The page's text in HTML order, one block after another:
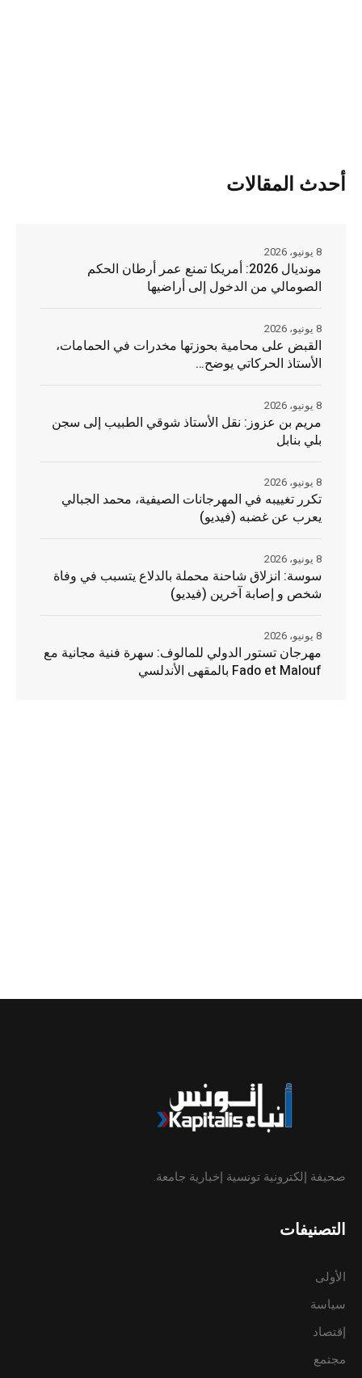
أحدث المقالات
مونديال 2026: أمريكا تمنع عمر أرطان الحكم
الصومالي من الدخول إلى أراضيها
8 يونيو، 2026
القبض على محامية بحوزتها مخدرات في الحمامات،
الأستاذ الحركاتي يوضح…
8 يونيو، 2026
مريم بن عزوز: نقل الأستاذ شوقي الطبيب إلى سجن
بلي بنابل
8 يونيو، 2026
تكرر تغييبه في المهرجانات الصيفية، محمد الجبالي
يعرب عن غضبه (فيديو)
8 يونيو، 2026
سوسة: انزلاق شاحنة محملة بالدلاع يتسبب في وفاة
شخص و إصابة آخرين (فيديو)
8 يونيو، 2026
مهرجان تستور الدولي للمالوف: سهرة فنية مجانية مع
Fado et Malouf بالمقهى الأندلسي
8 يونيو، 2026
صحيفة إلكترونية تونسية إخبارية جامعة.
التصنيفات
الأولى
سياسة
إقتصاد
مجتمع